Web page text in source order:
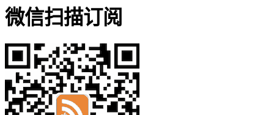
微信扫描订阅